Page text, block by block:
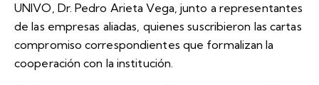
UNIVO, Dr. Pedro Arieta Vega, junto a representantes
de las empresas aliadas, quienes suscribieron las cartas
compromiso correspondientes que formalizan la
cooperación con la institución.